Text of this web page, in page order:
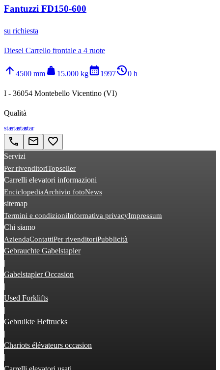
Fantuzzi FD150-600
su richiesta
Diesel Carrello frontale a 4 ruote
arrow_upward 4500 mm weight 15.000 kgcalendar_month1997history_20 h
I - 36054 Montebello Vicentino (VI)
Qualità
starstarstarstar
call email favorite_border
Servizi
Per rivenditoriTopseller
Carrelli elevatori informazioni
EnciclopediaArchivio fotoNews
sitemap
Termini e condizioniInformativa privacyImpressum
Chi siamo
AziendaContattiPer rivenditoriPubblicità
Gebrauchte Gabelstapler
|
Gabelstapler Occasion
|
Used Forklifts
|
Gebruikte Heftrucks
|
Chariots élévateurs occasion
|